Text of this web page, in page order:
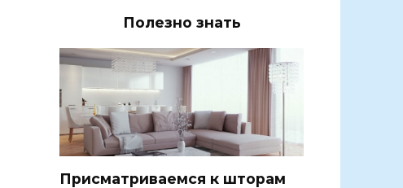
Полезно знать
Присматриваемся к шторам